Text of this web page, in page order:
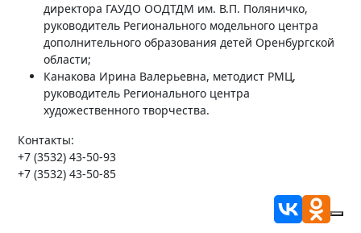
директора ГАУДО ООДТДМ им. В.П. Поляничко,
руководитель Регионального модельного центра
дополнительного образования детей Оренбургской
области;
Канакова Ирина Валерьевна, методист РМЦ,
руководитель Регионального центра
художественного творчества.
Контакты:
+7 (3532) 43-50-93
+7 (3532) 43-50-85